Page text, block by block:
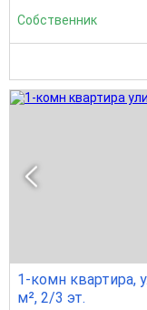
Собственник
1-комн квартира,
м², 2/3 эт.